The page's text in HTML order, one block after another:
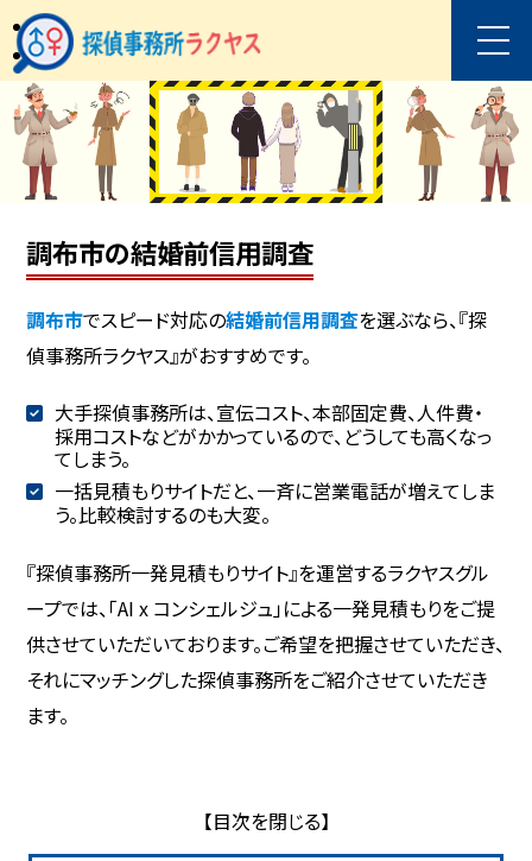
調布市の結婚前信用調査
調布市でスピード対応の結婚前信用調査を選ぶなら、『探
偵事務所ラクヤス』がおすすめです。
大手探偵事務所は、宣伝コスト、本部固定費、人件費・
採用コストなどがかかっているので、どうしても高くなっ
てしまう。
一括見積もりサイトだと、一斉に営業電話が増えてしま
う。比較検討するのも大変。
『探偵事務所一発見積もりサイト』を運営するラクヤスグル
ープでは、「AI x コンシェルジュ」による一発見積もりをご提
供させていただいております。ご希望を把握させていただき、
それにマッチングした探偵事務所をご紹介させていただき
ます。